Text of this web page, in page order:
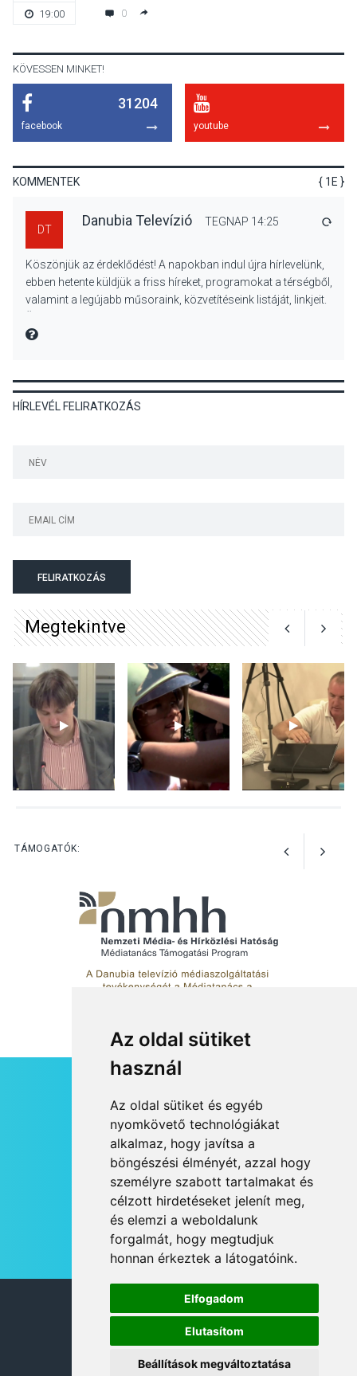
Az oldal sütiket
használ
Az oldal sütiket és egyéb
nyomkövető technológiákat
alkalmaz, hogy javítsa a
böngészési élményét, azzal hogy
személyre szabott tartalmakat és
célzott hirdetéseket jelenít meg,
és elemzi a weboldalunk
forgalmát, hogy megtudjuk
honnan érkeztek a látogatóink.
Elfogadom
Elutasítom
Beállítások megváltoztatása
Különleges nyári élményt
kínálnak a szabadtéri
előadások a Skanzenben
KÖZÉLET 2026 AUG 05
Szeptembertől emelkednek
gyümölcsök
Bogdányban programokkal
teli búcsúhétvége lesz
KÖZÉLET 2026 AUG 04
19:00 0
KÖVESSEN MINKET!
31204
facebook youtube
KOMMENTEK { 1E }
DT
Danubia Televízió TEGNAP 14:25
Köszönjük az érdeklődést! A napokban indul újra hírlevelünk,
ebben hetente küldjük a friss híreket, programokat a térségből,
valamint a legújabb műsoraink, közvetítéseink listáját, linkjeit.
MIRE MONDTA
HÍRLEVÉL FELIRATKOZÁS
FELIRATKOZÁS
Megtekintve
TÁMOGATÓK:
RSS
JOGI NYILATKOZAT
KAPCSOLAT
OLDALTÉRKÉP
IMPRESSZUM
HÍR BEKÜLDÉSE
© 2026 DANUBIA TV